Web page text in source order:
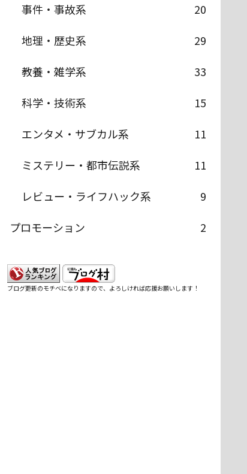
事件・事故系
20
地理・歴史系
29
教養・雑学系
33
科学・技術系
15
エンタメ・サブカル系
11
ミステリー・都市伝説系
11
レビュー・ライフハック系
9
プロモーション
2
ブログ更新のモチベになりますので、よろしければ応援お願いします！